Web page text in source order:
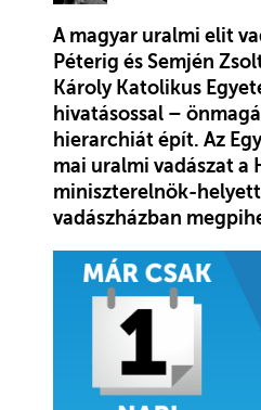
A magyar uralmi elit
Péterig és Semjén
Károly Katolikus
hivatásossal –
hierarchiát épít. Az
mai uralmi vadászat a
miniszterelnök-
vadászházban